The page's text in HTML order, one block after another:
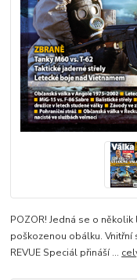
POZOR! Jedná se o
poškozenou obálku.
REVUE Speciál přináší ...